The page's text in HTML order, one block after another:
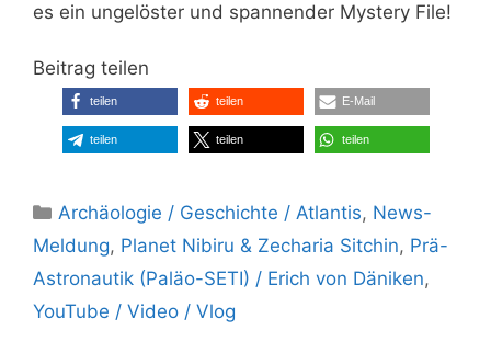
es ein ungelöster und spannender Mystery File!
Beitrag teilen
teilen teilen E-Mail
teilen teilen teilen
Kategorien
Archäologie / Geschichte / Atlantis, News-
Meldung, Planet Nibiru & Zecharia Sitchin, Prä-
Astronautik (Paläo-SETI) / Erich von Däniken,
YouTube / Video / Vlog